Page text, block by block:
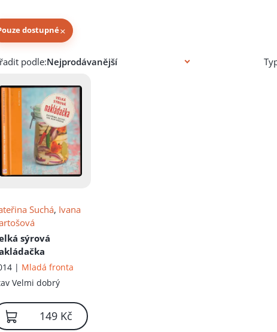
dostupné×
autora
podle:
Suchá, Ivana
sýrová
| Mladá fronta
Velmi dobrý
149 Kč